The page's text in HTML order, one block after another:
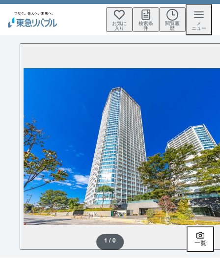
お気に
入り
検索条
件
閲覧履
歴
メ
ニュー
1 / 0 一覧